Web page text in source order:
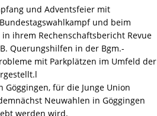
und Adventsfeier mit
und beim
ihrem Rechenschaftsbericht Revue
Querungshilfen in der Bgm.-
mit Parkplätzen im Umfeld der
für die Junge Union
Neuwahlen in Göggingen
werden wird.